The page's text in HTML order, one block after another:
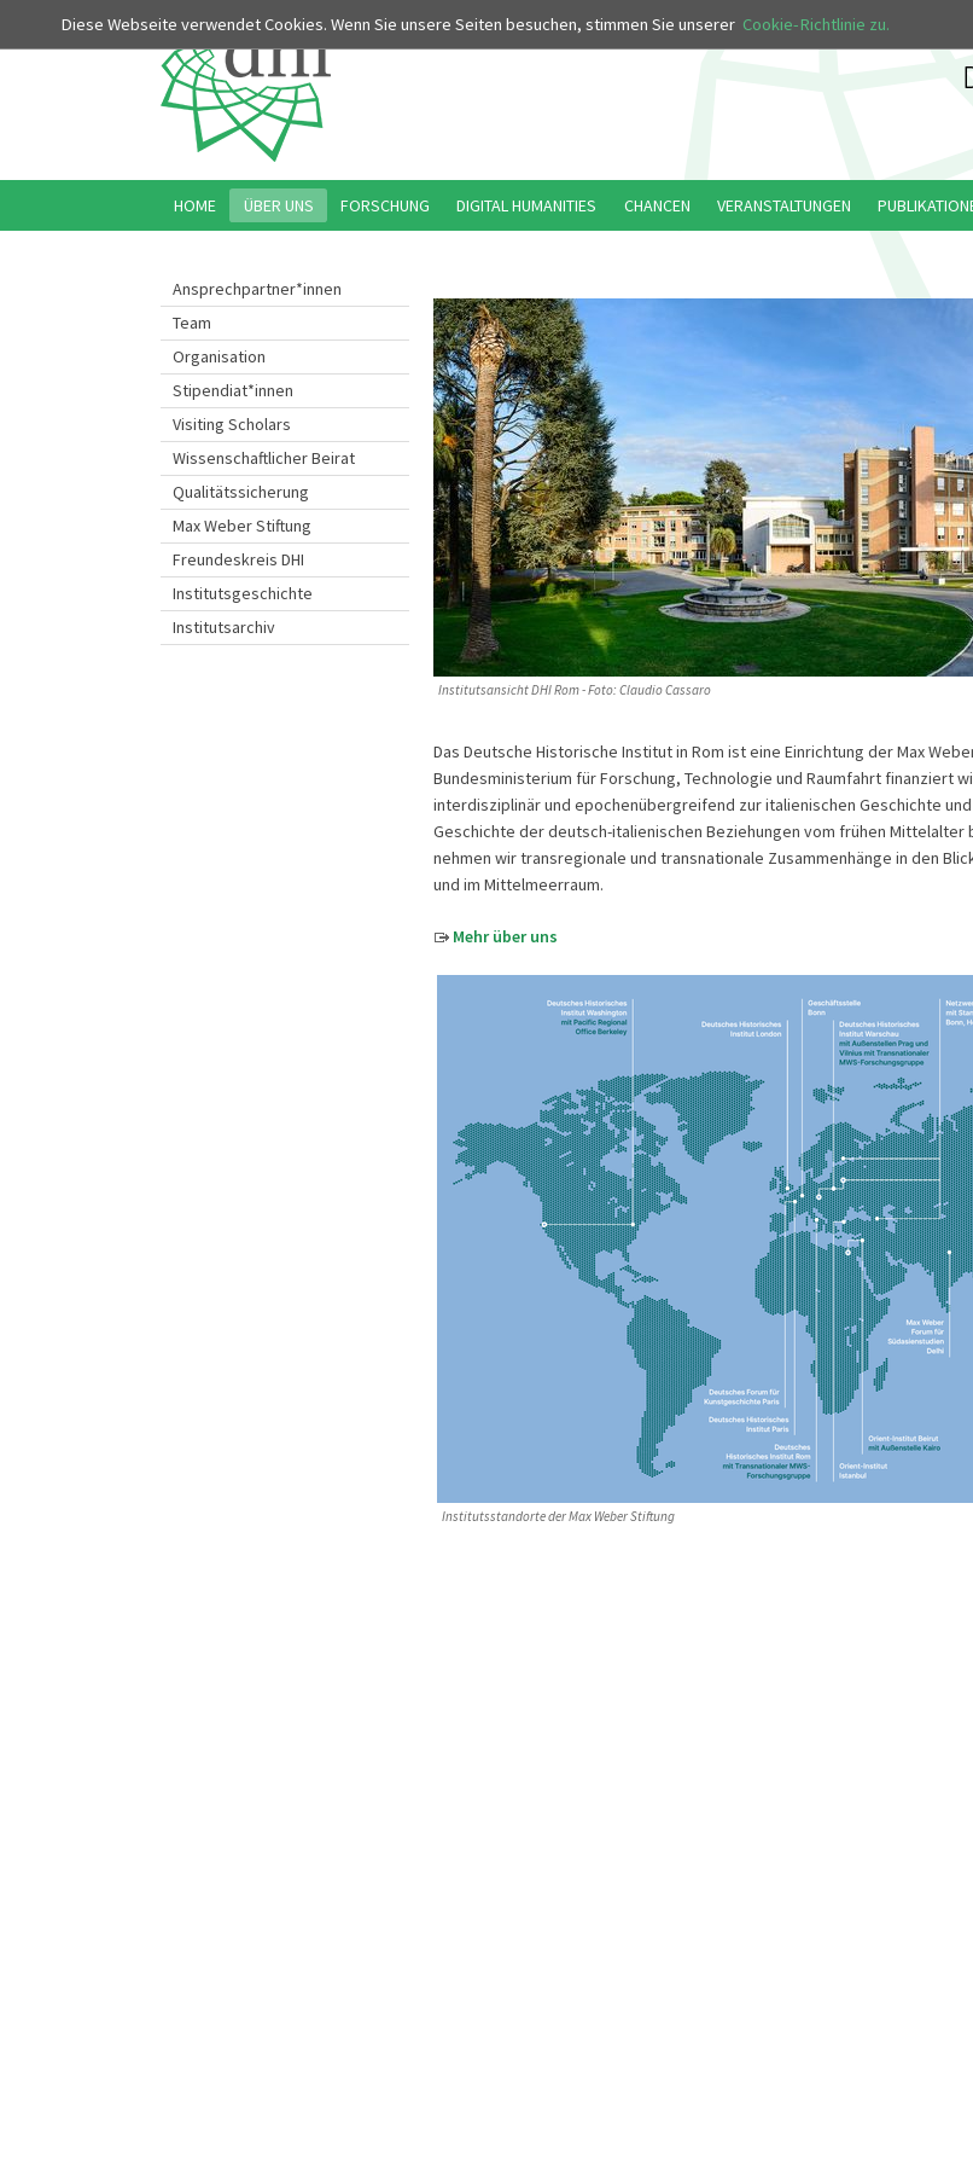
Diese Webseite verwendet Cookies. Wenn Sie unsere Seiten besuchen, stimmen Sie unserer Cookie-Richtlinie zu.
Ansprechpartner*innen
Team
Organisation
Stipendiat*innen
Visiting Scholars
Wissenschaftlicher Beirat
Qualitätssicherung
Max Weber Stiftung
Freundeskreis DHI
Institutsgeschichte
Institutsarchiv
Institutsansicht DHI Rom - Foto: Claudio Cassaro
Das Deutsche Historische Institut in Rom ist eine Einrichtung der Max
Bundesministerium für Forschung, Technologie und Raumfahrt finanziert
interdisziplinär und epochenübergreifend zur italienischen Geschichte
Geschichte der deutsch-italienischen Beziehungen vom frühen Mittelalter
nehmen wir transregionale und transnationale Zusammenhänge in den
und im Mittelmeerraum.
Mehr über uns
Institutsstandorte der Max Weber Stiftung
HOME ÜBER UNS FORSCHUNG DIGITAL HUMANITIES CHANCEN VERANSTALTUNGEN